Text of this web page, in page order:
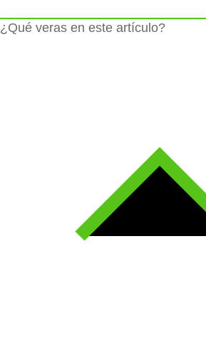
¿Qué veras en este artículo?